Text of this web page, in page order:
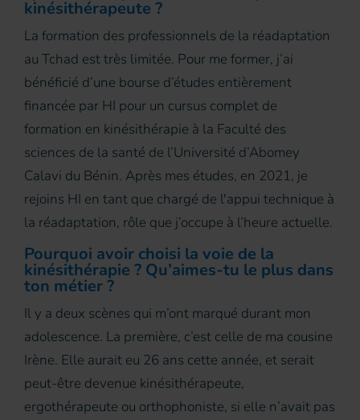
kinésithérapeute ?
La formation des professionnels de la réadaptation
au Tchad est très limitée. Pour me former, j’ai
bénéficié d’une bourse d’études entièrement
financée par HI pour un cursus complet de
formation en kinésithérapie à la Faculté des
sciences de la santé de l’Université d’Abomey
Calavi du Bénin. Après mes études, en 2021, je
rejoins HI en tant que chargé de l'appui technique à
la réadaptation, rôle que j’occupe à l’heure actuelle.
Pourquoi avoir choisi la voie de la
kinésithérapie ? Qu’aimes-tu le plus dans
ton métier ?
Il y a deux scènes qui m’ont marqué durant mon
adolescence. La première, c’est celle de ma cousine
Irène. Elle aurait eu 26 ans cette année, et serait
peut-être devenue kinésithérapeute,
ergothérapeute ou orthophoniste, si elle n’avait pas